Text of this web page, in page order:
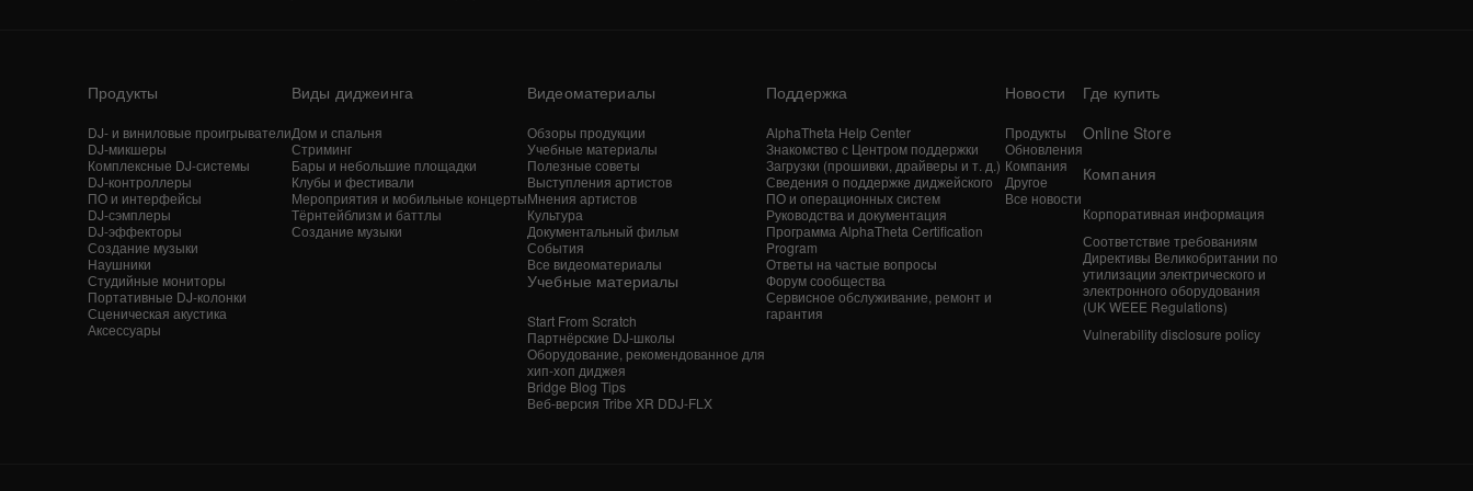
Продукты
DJ- и виниловые проигрыватели
DJ-микшеры
Комплексные DJ-системы
DJ-контроллеры
ПО и интерфейсы
DJ-сэмплеры
DJ-эффекторы
Создание музыки
Наушники
Студийные мониторы
Портативные DJ-колонки
Сценическая акустика
Аксессуары
Виды диджеинга
Дом и спальня
Стриминг
Бары и небольшие площадки
Клубы и фестивали
Мероприятия и мобильные концерты
Тёрнтейблизм и баттлы
Создание музыки
Видеоматериалы
Обзоры продукции
Учебные материалы
Полезные советы
Выступления артистов
Мнения артистов
Культура
Документальный фильм
События
Все видеоматериалы
Учебные материалы
Start From Scratch
Партнёрские DJ-школы
Оборудование, рекомендованное для
хип-хоп диджея
Bridge Blog Tips
Веб-версия Tribe XR DDJ-FLX
Поддержка
AlphaTheta Help Center
Знакомство с Центром поддержки
Загрузки (прошивки, драйверы и т. д.)
Сведения о поддержке диджейского
ПО и операционных систем
Руководства и документация
Программа AlphaTheta Certification
Program
Ответы на частые вопросы
Форум сообщества
Сервисное обслуживание, ремонт и
гарантия
Новости
Продукты
Обновления
Компания
Другое
Все новости
Где купить
Online Store
Компания
Корпоративная информация
Соответствие требованиям
Директивы Великобритании по
утилизации электрического и
электронного оборудования
(UK WEEE Regulations)
Vulnerability disclosure policy